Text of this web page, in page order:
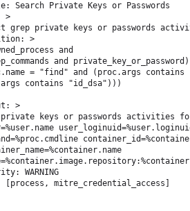
Search Private Keys or Passwords
>
grep private keys or passwords
>
and
and
= "find" and (proc.args
contains "id_dsa")))
>
private keys or passwords activities
WARNING
[process, mitre_credential_access]